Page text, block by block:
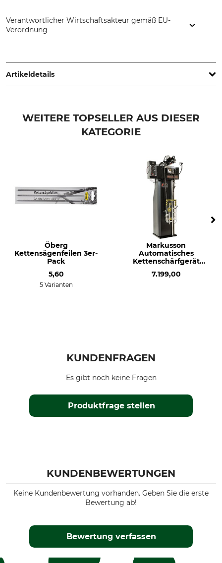
Verantwortlicher Wirtschaftsakteur gemäß EU-
Verordnung
76231 Rimbo, Sweden, www.home.markusson.se
Artikeldetails
WEITERE TOPSELLER AUS DIESER
KATEGORIE
Öberg
Kettensägenfeilen 3er-
Pack
5,60
5 Varianten
Markusson
Automatisches
Kettenschärfgerät
7.199,00
KUNDENFRAGEN
Produktfrage stellen
Es gibt noch keine Fragen
KUNDENBEWERTUNGEN
Keine Kundenbewertung vorhanden. Geben Sie die erste
Bewertung ab!
Bewertung verfassen